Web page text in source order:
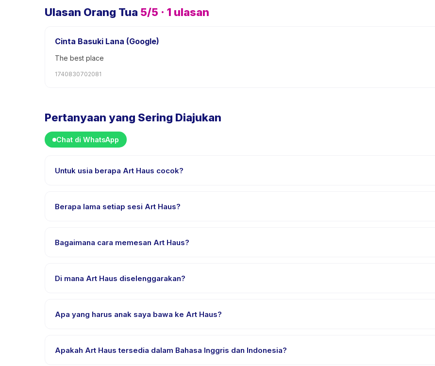
Ulasan Orang Tua 5/5 · 1 ulasan
Cinta Basuki Lana (Google)
The best place
1740830702081
Pertanyaan yang Sering Diajukan
Chat di WhatsApp
Untuk usia berapa Art Haus cocok?
mendapat tantangan yang sesuai.
Berapa lama setiap sesi Art Haus?
Bagaimana cara memesan Art Haus?
pembayaran berhasil.
Di mana Art Haus diselenggarakan?
Apa yang harus anak saya bawa ke Art Haus?
Apakah Art Haus tersedia dalam Bahasa Inggris dan Indonesia?